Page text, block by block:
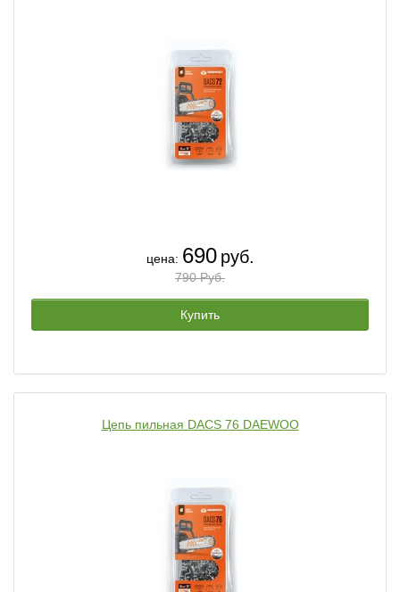
цена: 690 руб.
790 Руб.
Купить
Цепь пильная DACS 76 DAEWOO